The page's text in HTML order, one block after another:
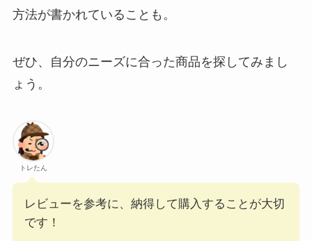
方法が書かれていることも。
ぜひ、自分のニーズに合った商品を探してみまし
ょう。
トレたん
レビューを参考に、納得して購入することが大切
です！